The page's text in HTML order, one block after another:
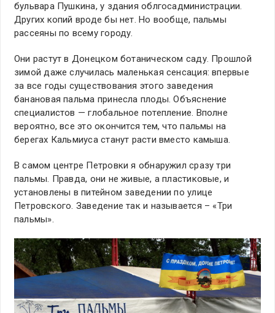
бульвара Пушкина, у здания облгосадминистрации.
Других копий вроде бы нет. Но вообще, пальмы
рассеяны по всему городу.
Они растут в Донецком ботаническом саду. Прошлой
зимой даже случилась маленькая сенсация: впервые
за все годы существования этого заведения
банановая пальма принесла плоды. Объяснение
специалистов — глобальное потепление. Вполне
вероятно, все это окончится тем, что пальмы на
берегах Кальмиуса станут расти вместо камыша.
В самом центре Петровки я обнаружил сразу три
пальмы. Правда, они не живые, а пластиковые, и
установлены в питейном заведении по улице
Петровского. Заведение так и называется – «Три
пальмы».